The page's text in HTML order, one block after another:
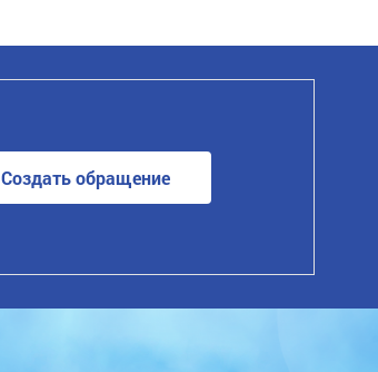
Создать обращение